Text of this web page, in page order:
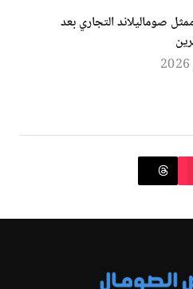
صوماليلاند التجاري بعد